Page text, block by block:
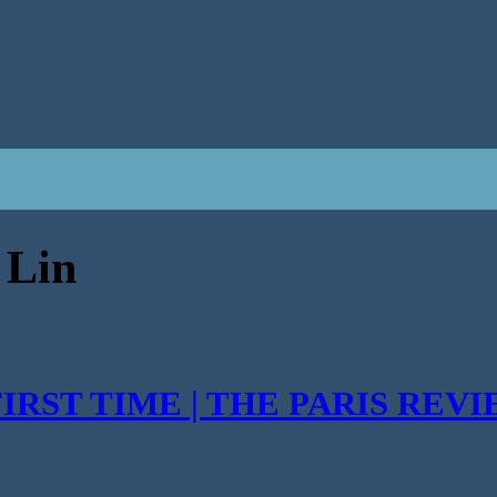
Lin
TIME | THE PARIS